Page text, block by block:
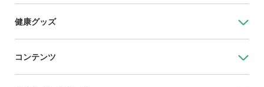
健康グッズ
コンテンツ